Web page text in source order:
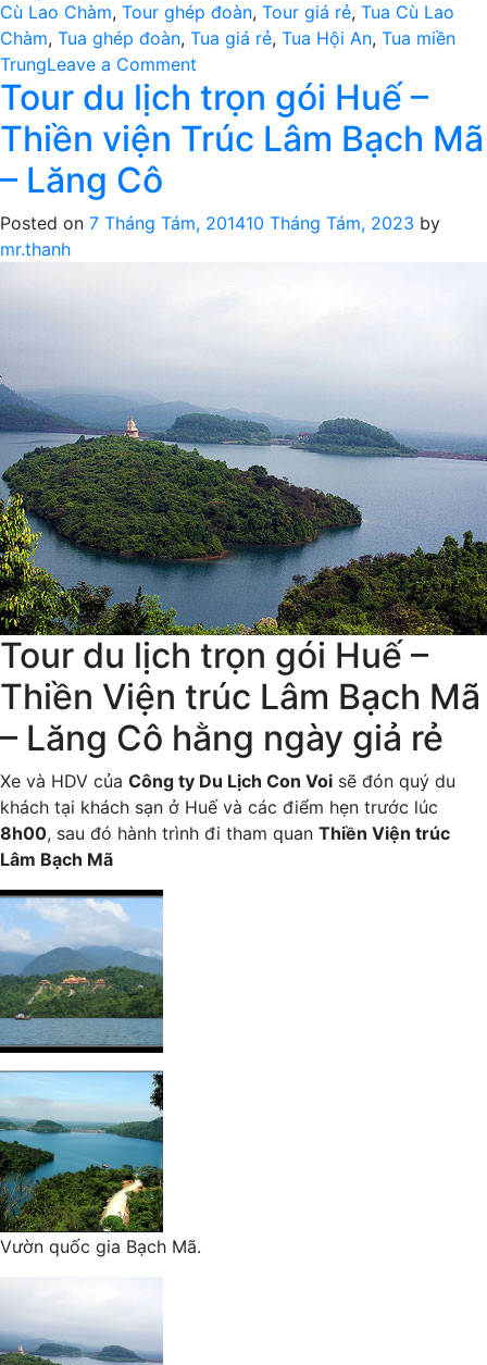
Cù Lao Chàm, Tour ghép đoàn, Tour giá rẻ, Tua Cù Lao
Chàm, Tua ghép đoàn, Tua giá rẻ, Tua Hội An, Tua miền
TrungLeave a Comment
Tour
du
lịch
Chàm
giá
rẻ
Tour du lịch trọn gói Huế –
Thiền viện Trúc Lâm Bạch Mã
– Lăng Cô
Posted on 7 Tháng Tám, 201410 Tháng Tám, 2023 by
mr.thanh
Tour du lịch trọn gói Huế –
Thiền Viện trúc Lâm Bạch Mã
– Lăng Cô hằng ngày giả rẻ
Xe và HDV của Công ty Du Lịch Con Voi sẽ đón quý du
khách tại khách sạn ở Huế và các điểm hẹn trước lúc
8h00, sau đó hành trình đi tham quan Thiền Viện trúc
Lâm Bạch Mã
Vườn quốc gia Bạch Mã.